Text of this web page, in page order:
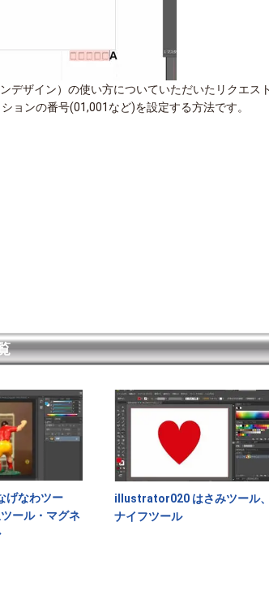
デザイン）の使い方についていただいたリクエス
ョンの番号(01,001など)を設定する方法です。
げなわツー
ール・マグネ
illustrator020 はさみツール、
ナイフツール